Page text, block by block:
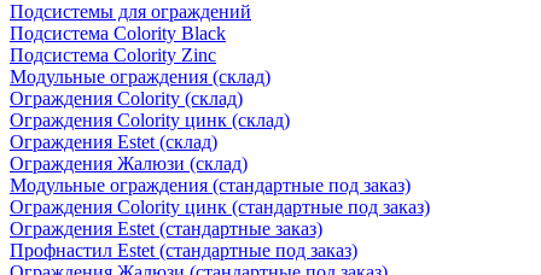
Подсистемы для ограждений
Подсистема Colority Black
Подсистема Colority Zinc
Модульные ограждения (склад)
Ограждения Colority (склад)
Ограждения Colority цинк (склад)
Ограждения Estet (склад)
Ограждения Жалюзи (склад)
Модульные ограждения (стандартные под заказ)
Ограждения Colority цинк (стандартные под заказ)
Ограждения Estet (стандартные заказ)
Профнастил Estet (стандартные под заказ)